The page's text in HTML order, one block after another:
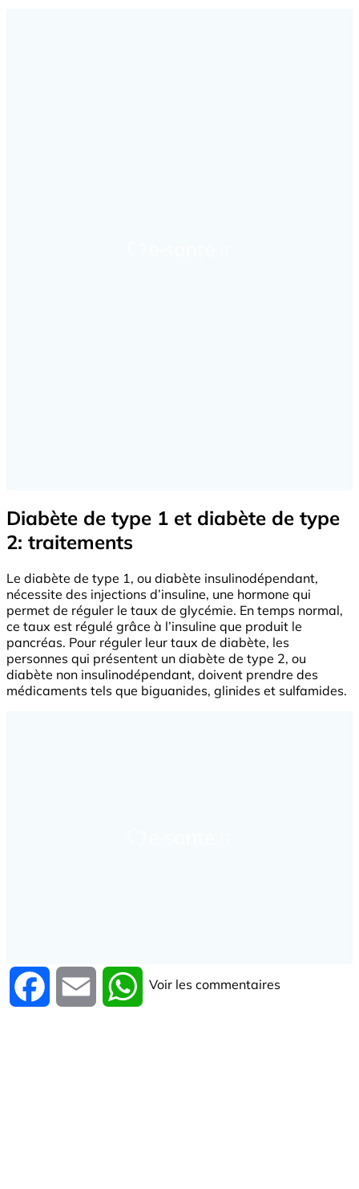
Diabète de type 1 et diabète de type
2: traitements
Le diabète de type 1, ou diabète insulinodépendant,
nécessite des injections d’insuline, une hormone qui
permet de réguler le taux de glycémie. En temps normal,
ce taux est régulé grâce à l’insuline que produit le
pancréas. Pour réguler leur taux de diabète, les
personnes qui présentent un diabète de type 2, ou
diabète non insulinodépendant, doivent prendre des
médicaments tels que biguanides, glinides et sulfamides.
Facebook Email WhatsApp
Voir les commentaires